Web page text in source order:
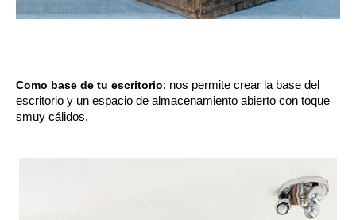
Como base de tu escritorio: nos permite crear la base del
escritorio y un espacio de almacenamiento abierto con toque
smuy cálidos.